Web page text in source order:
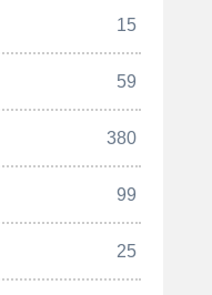
15
59
380
99
25